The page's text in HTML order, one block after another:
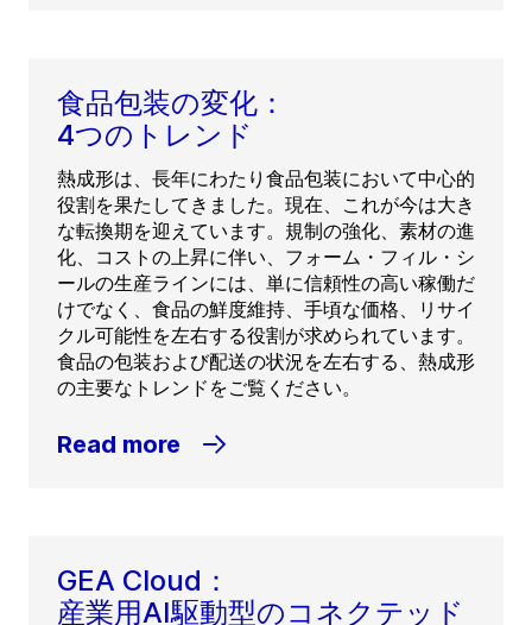
食品包装の変化：
4つのトレンド
熱成形は、長年にわたり食品包装において中心的
役割を果たしてきました。現在、これが今は大き
な転換期を迎えています。規制の強化、素材の進
化、コストの上昇に伴い、フォーム・フィル・シ
ールの生産ラインには、単に信頼性の高い稼働だ
けでなく、食品の鮮度維持、手頃な価格、リサイ
クル可能性を左右する役割が求められています。
食品の包装および配送の状況を左右する、熱成形
の主要なトレンドをご覧ください。
Read more
GEA Cloud：
産業用AI駆動型のコネクテッド